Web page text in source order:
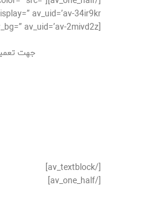
av_uid=’av-34ir9kr’]
[av_textblock size=’15’ font_color=” color=” av-medium-font-size=” av-small-font-size=” av-mini-font-size=” admin_preview_bg=” av_uid=’av-2mivd2z’]
جهت
[/av_textblock]
[/av_one_half]